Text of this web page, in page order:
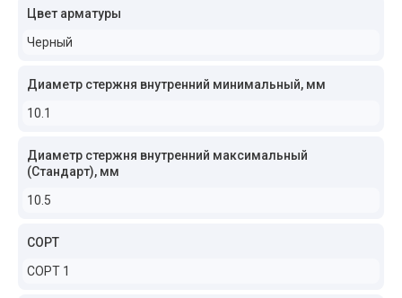
Цвет арматуры
Черный
Диаметр стержня внутренний минимальный, мм
10.1
Диаметр стержня внутренний максимальный
(Стандарт), мм
10.5
СОРТ
СОРТ 1